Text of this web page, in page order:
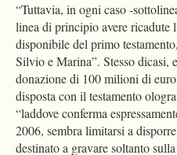
“Tuttavia, in ogni caso -
linea di principio avere ricadute
disponibile del primo
Silvio e Marina”. Stesso dicasi,
donazione di 100 milioni di
disposta con il testamento
“laddove conferma
2006, sembra limitarsi a
destinato a gravare soltanto